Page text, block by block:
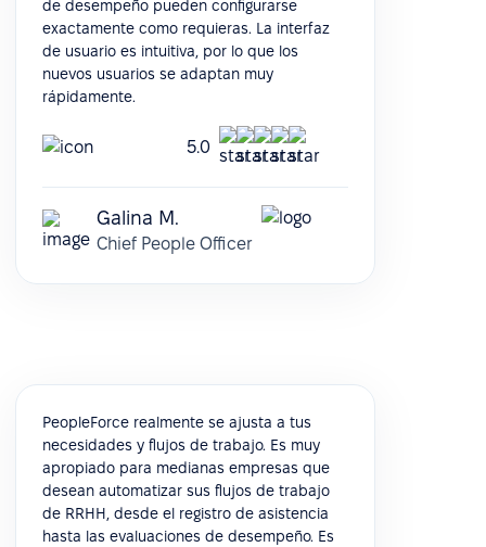
de desempeño pueden configurarse
exactamente como requieras. La interfaz
de usuario es intuitiva, por lo que los
nuevos usuarios se adaptan muy
rápidamente.
5.0
Galina M.
Chief People Officer
PeopleForce realmente se ajusta a tus
necesidades y flujos de trabajo. Es muy
apropiado para medianas empresas que
desean automatizar sus flujos de trabajo
de RRHH, desde el registro de asistencia
hasta las evaluaciones de desempeño. Es